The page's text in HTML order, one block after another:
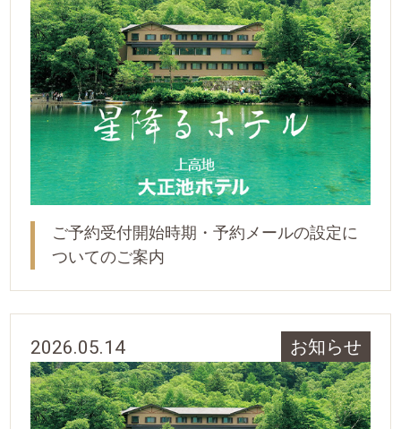
ご予約受付開始時期・予約メールの設定に
ついてのご案内
2026.05.14 お知らせ